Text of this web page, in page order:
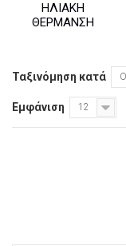
ΗΛΙΑΚΉ
ΘΈΡΜΑΝΣΗ
Ταξινόμηση κατά
Εμφάνιση 12